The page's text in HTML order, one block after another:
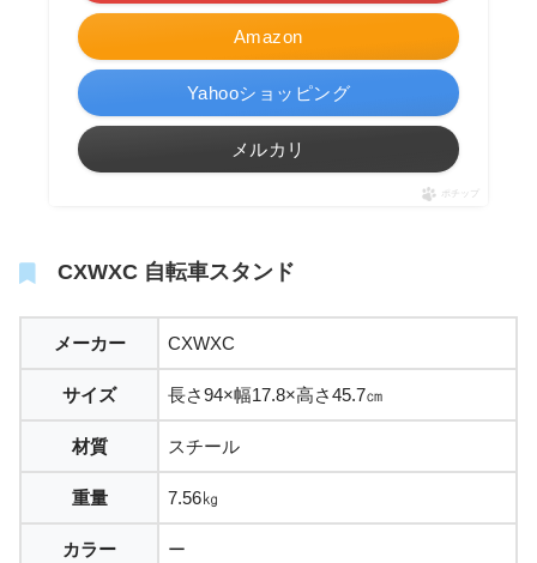
Amazon
Yahooショッピング
メルカリ
ポチップ
CXWXC 自転車スタンド
メーカー CXWXC
サイズ 長さ94×幅17.8×高さ45.7㎝
材質 スチール
重量 7.56㎏
カラー ー